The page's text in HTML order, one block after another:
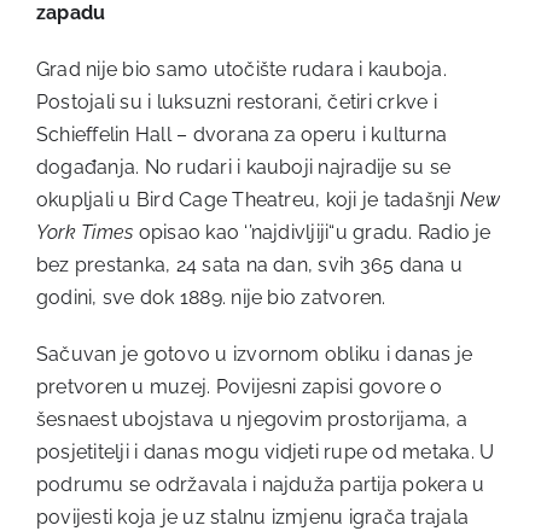
zapadu
Grad nije bio samo utočište rudara i kauboja.
Postojali su i luksuzni restorani, četiri crkve i
Schieffelin Hall – dvorana za operu i kulturna
događanja. No rudari i kauboji najradije su se
okupljali u Bird Cage Theatreu, koji je tadašnji New
York Times opisao kao ‘’najdivljiji“u gradu. Radio je
bez prestanka, 24 sata na dan, svih 365 dana u
godini, sve dok 1889. nije bio zatvoren.
Sačuvan je gotovo u izvornom obliku i danas je
pretvoren u muzej. Povijesni zapisi govore o
šesnaest ubojstava u njegovim prostorijama, a
posjetitelji i danas mogu vidjeti rupe od metaka. U
podrumu se održavala i najduža partija pokera u
povijesti koja je uz stalnu izmjenu igrača trajala